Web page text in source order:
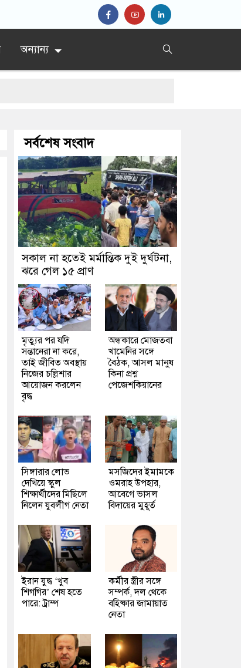
অন্যান্য
সর্বশেষ সংবাদ
সকাল না হতেই মর্মান্তিক দুই দুর্ঘটনা,
ঝরে গেল ১৫ প্রাণ
মৃত্যুর পর যদি
সন্তানেরা না করে,
তাই জীবিত অবস্থায়
নিজের চল্লিশার
আয়োজন করলেন
বৃদ্ধ
অন্ধকারে মোজতবা
খামেনির সঙ্গে
বৈঠক, আসল মানুষ
কিনা প্রশ্ন
পেজেশকিয়ানের
সিঙ্গারার লোভ
দেখিয়ে স্কুল
শিক্ষার্থীদের মিছিলে
নিলেন যুবলীগ নেতা
মসজিদের ইমামকে
ওমরাহ উপহার,
আবেগে ভাসল
বিদায়ের মুহূর্ত
ইরান যুদ্ধ ‘খুব
শিগগির’ শেষ হতে
পারে: ট্রাম্প
কর্মীর স্ত্রীর সঙ্গে
সম্পর্ক, দল থেকে
বহিষ্কার জামায়াত
নেতা